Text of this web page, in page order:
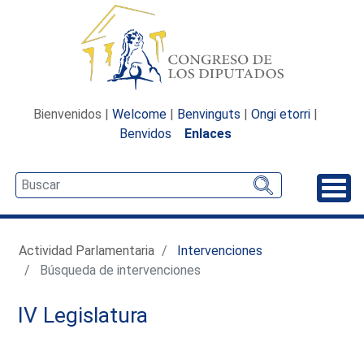
Bienvenidos | Welcome | Benvinguts | Ongi etorri |
Benvidos
Enlaces
Actividad Parlamentaria
Intervenciones
Búsqueda de intervenciones
IV Legislatura